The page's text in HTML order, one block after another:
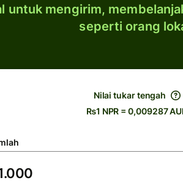
untuk mengirim,
seperti orang
Nilai tukar tengah
₨1 NPR = 0,009287